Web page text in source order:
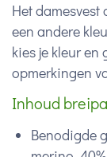
Het damesvest
een andere
kies je kleur
opmerkingen
Inhoud
Benodigde